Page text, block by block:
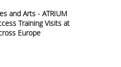
and Arts - ATRIUM
Training Visits at
Europe